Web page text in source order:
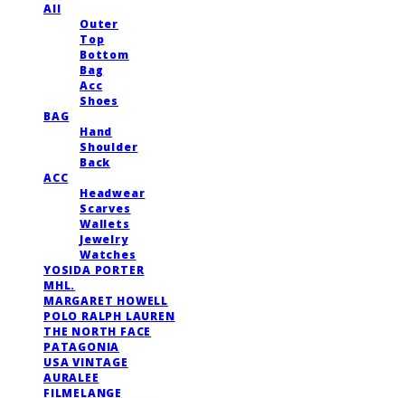
All
Outer
Top
Bottom
Bag
Acc
Shoes
BAG
Hand
Shoulder
Back
ACC
Headwear
Scarves
Wallets
Jewelry
Watches
YOSIDA PORTER
MHL.
MARGARET HOWELL
POLO RALPH LAUREN
THE NORTH FACE
PATAGONIA
USA VINTAGE
AURALEE
FILMELANGE